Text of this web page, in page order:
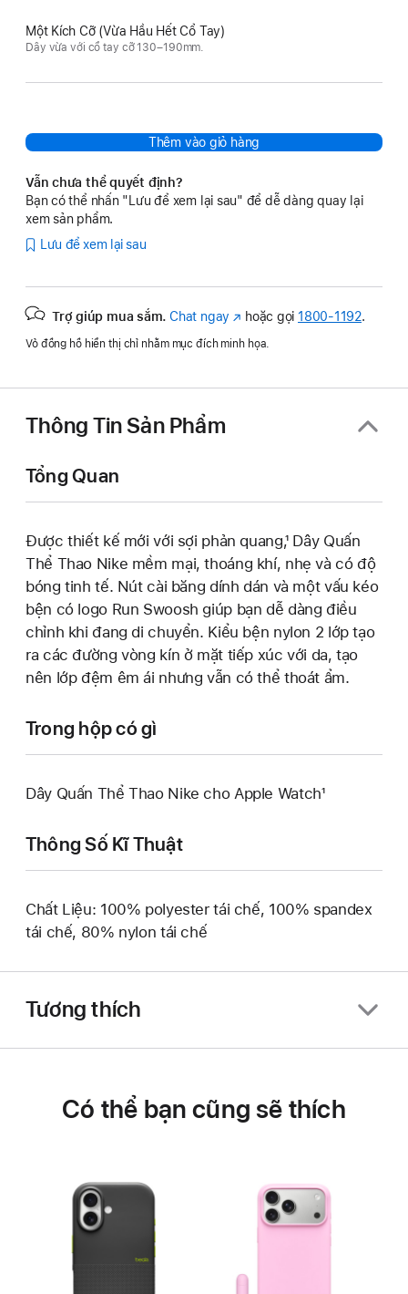
Một Kích Cỡ (Vừa Hầu Hết Cổ Tay)
Dây vừa với cổ tay cỡ 130–190mm.
Thêm vào giỏ hàng
Vẫn chưa thể quyết định?
Bạn có thể nhấn "Lưu để xem lại sau" để dễ dàng quay lại
xem sản phẩm.
Lưu để xem lại sau
Trợ giúp mua sắm. Chat ngay (Mở
cửa
mới)
hoặc gọi 1800-1192.
Vỏ đồng hồ hiển thị chỉ nhằm mục đích minh họa.
Thông Tin Sản Phẩm
Tổng Quan
Được thiết kế mới với sợi phản quang,¹ Dây Quấn
Thể Thao Nike mềm mại, thoáng khí, nhẹ và có độ
bóng tinh tế. Nút cài băng dính dán và một vấu kéo
bện có logo Run Swoosh giúp bạn dễ dàng điều
chỉnh khi đang di chuyển. Kiểu bện nylon 2 lớp tạo
ra các đường vòng kín ở mặt tiếp xúc với da, tạo
nên lớp đệm êm ái nhưng vẫn có thể thoát ẩm.
Trong hộp có gì
Dây Quấn Thể Thao Nike cho Apple Watch¹
Thông Số Kĩ Thuật
Chất Liệu: 100% polyester tái chế, 100% spandex
tái chế, 80% nylon tái chế
Tương thích
Có thể bạn cũng sẽ thích